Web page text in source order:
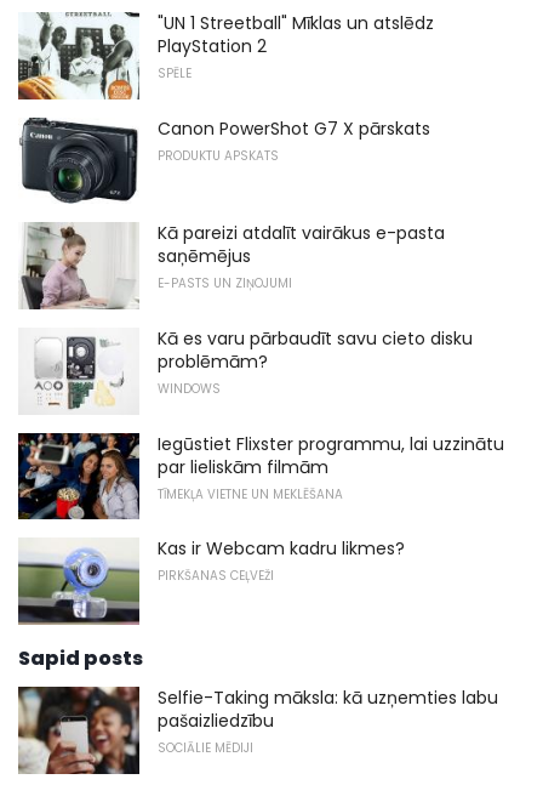
"UN 1 Streetball" Mīklas un atslēdz
PlayStation 2
SPĒLE
Canon PowerShot G7 X pārskats
PRODUKTU APSKATS
Kā pareizi atdalīt vairākus e-pasta
saņēmējus
E-PASTS UN ZIŅOJUMI
Kā es varu pārbaudīt savu cieto disku
problēmām?
WINDOWS
Iegūstiet Flixster programmu, lai uzzinātu
par lieliskām filmām
TĪMEKĻA VIETNE UN MEKLĒŠANA
Kas ir Webcam kadru likmes?
PIRKŠANAS CEĻVEŽI
Sapid posts
Selfie-Taking māksla: kā uzņemties labu
pašaizliedzību
SOCIĀLIE MĒDIJI